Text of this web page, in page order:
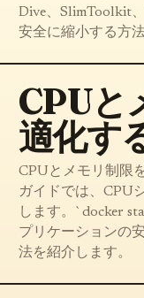
Dive、SlimToolkit
安全に縮小する方
CPUと
適化す
CPUとメモリ制限
ガイドでは、CPU
します。`docker
プリケーションの
法を紹介します。